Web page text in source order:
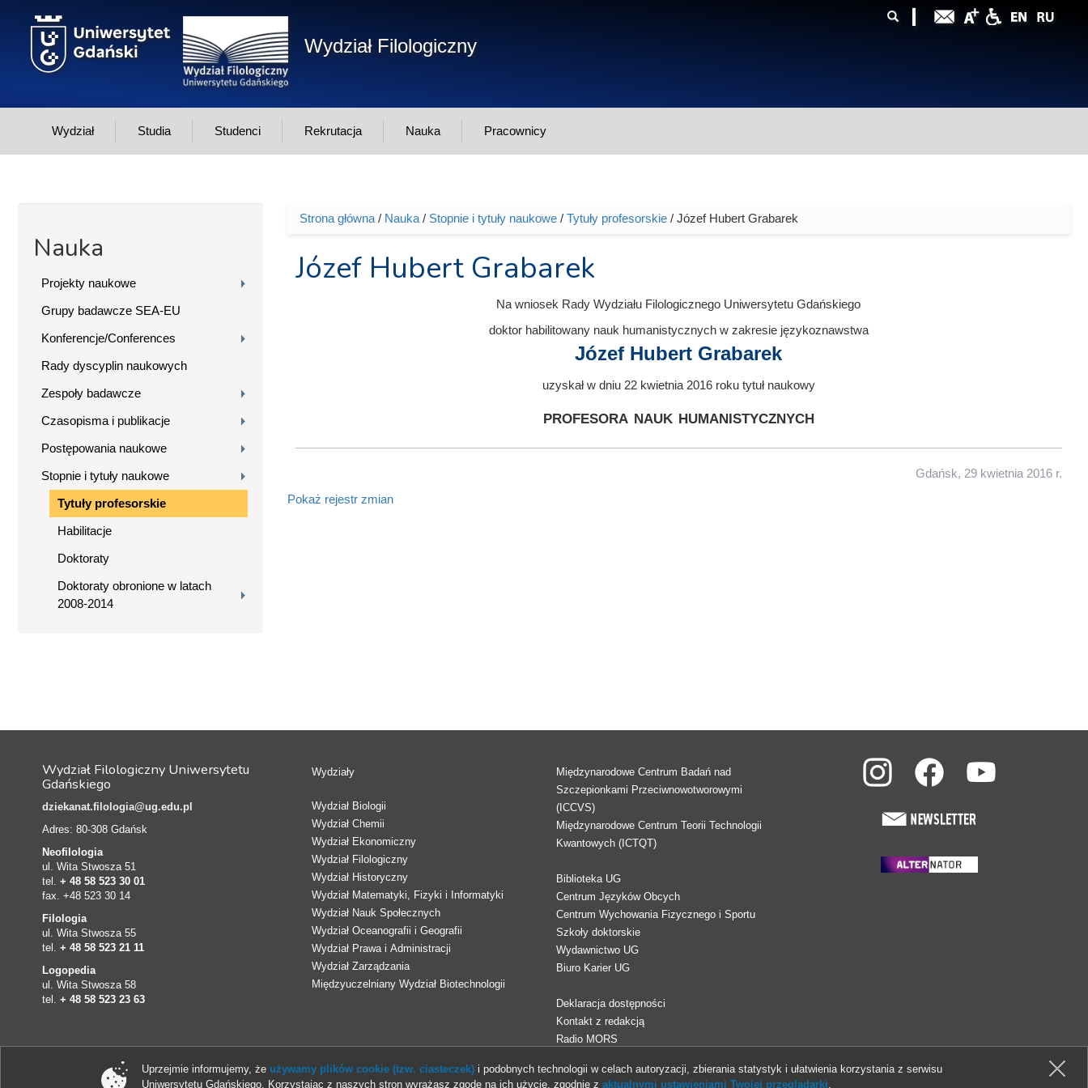
Wydział Filologiczny
Wydział Studia Studenci Rekrutacja Nauka Pracownicy
Nauka
Projekty naukowe
Grupy badawcze SEA-EU
Konferencje/Conferences
Rady dyscyplin naukowych
Zespoły badawcze
Czasopisma i publikacje
Postępowania naukowe
Stopnie i tytuły naukowe
Tytuły profesorskie
Habilitacje
Doktoraty
Doktoraty obronione w latach
2008-2014
Jesteś tutaj
Strona główna/ Nauka/ Stopnie i tytuły naukowe/ Tytuły profesorskie/ Józef Hubert Grabarek
Józef Hubert Grabarek
Na wniosek Rady Wydziału Filologicznego Uniwersytetu Gdańskiego
doktor habilitowany nauk humanistycznych w zakresie językoznawstwa
Józef Hubert Grabarek
uzyskał w dniu 22 kwietnia 2016 roku tytuł naukowy
profesora nauk humanistycznych
Gdańsk, 29 kwietnia 2016 r.
Pokaż rejestr zmian
Wydział Filologiczny Uniwersytetu
Gdańskiego
dziekanat.filologia@ug.edu.pl
Adres: 80-308 Gdańsk
Neofilologia
ul. Wita Stwosza 51
tel. + 48 58 523 30 01
fax. +48 523 30 14
Filologia
ul. Wita Stwosza 55
tel. + 48 58 523 21 11
Logopedia
ul. Wita Stwosza 58
tel. + 48 58 523 23 63
Wydziały
Wydział Biologii
Wydział Chemii
Wydział Ekonomiczny
Wydział Filologiczny
Wydział Historyczny
Wydział Matematyki, Fizyki i Informatyki
Wydział Nauk Społecznych
Wydział Oceanografii i Geografii
Wydział Prawa i Administracji
Wydział Zarządzania
Międzyuczelniany Wydział Biotechnologii
Międzynarodowe Centrum Badań nad
Szczepionkami Przeciwnowotworowymi
(ICCVS)
Międzynarodowe Centrum Teorii Technologii
Kwantowych (ICTQT)
Biblioteka UG
Centrum Języków Obcych
Centrum Wychowania Fizycznego i Sportu
Szkoły doktorskie
Wydawnictwo UG
Biuro Karier UG
Deklaracja dostępności
Kontakt z redakcją
Radio MORS
Uprzejmie informujemy, że używamy plików cookie (tzw. ciasteczek)i podobnych technologii w celach autoryzacji, zbierania statystyk i ułatwienia korzystania z serwisu
Uniwersytetu Gdańskiego. Korzystając z naszych stron wyrażasz zgodę na ich użycie, zgodnie z aktualnymi ustawieniami Twojej przeglądarki.